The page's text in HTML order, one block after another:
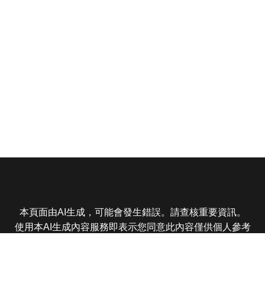
本頁面由AI生成，可能會發生錯誤。請查核重要資訊。
使用本AI生成內容服務即表示您同意此內容僅供個人參考